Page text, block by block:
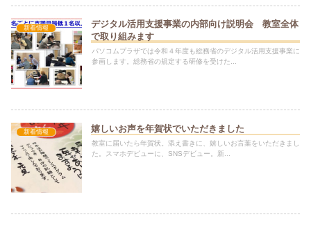
新着情報
デジタル活用支援事業の内部向け説明会 教室全体
で取り組みます
パソコムプラザでは令和４年度も総務省のデジタル活用支援事業に
参画します。総務省の規定する研修を受けた...
新着情報 嬉しいお声を年賀状でいただきました
教室に届いたら年賀状。添え書きに、嬉しいお言葉をいただきまし
た。スマホデビューに、SNSデビュー。新...